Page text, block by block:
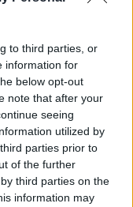
to third parties, or
information for
below opt-out
note that after your
seeing
utilized by
parties prior to
of the further
third parties on the
information may
κόσμου η
τα βαρέα
τροφές